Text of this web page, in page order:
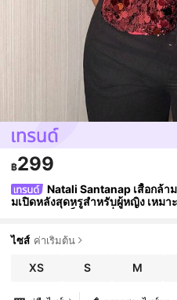
฿299
Natali Santanap เสื้อกล้า
มเปิดหลังสุดหรูสำหรับผู้หญิง เหมา
ต์มาสแวววาว Y2K, เสื้อผู้หญิงปาร์
บ, เสื้อสีแดง
ไซส์ ค่าเริ่มต้น
XS S M